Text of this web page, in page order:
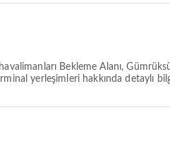
Bekleme Alanı,
yerleşimleri hakkında detaylı